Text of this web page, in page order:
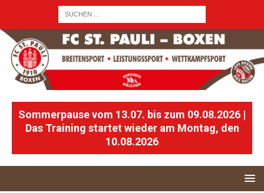
Sommerpause vom 13.07. bis zum 09.08.2026 |
Das Training startet wieder am Montag, den
10.08.2026